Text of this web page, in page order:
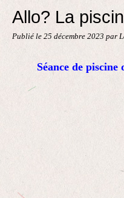
Allo? La
Publié le 25 décembre 2023 par
Séance de piscine